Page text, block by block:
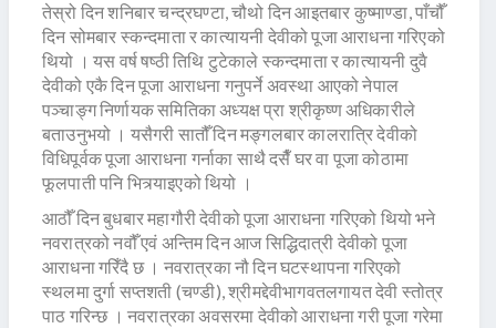
तेस्रो दिन शनिबार चन्द्रघण्टा, चौथो दिन आइतबार कुष्माण्डा, पाँचौँ
दिन सोमबार स्कन्दमाता र कात्यायनी देवीको पूजा आराधना गरिएको
थियो । यस वर्ष षष्ठी तिथि टुटेकाले स्कन्दमाता र कात्यायनी दुवै
देवीको एकै दिन पूजा आराधना गनुपर्ने अवस्था आएको नेपाल
पञ्चाङ्ग निर्णायक समितिका अध्यक्ष प्रा श्रीकृष्ण अधिकारीले
बताउनुभयो । यसैगरी सातौँ दिन मङ्गलबार कालरात्रि देवीको
विधिपूर्वक पूजा आराधना गर्नाका साथै दसैँ घर वा पूजा कोठामा
फूलपाती पनि भित्र्याइएको थियो ।
आठौँ दिन बुधबार महागौरी देवीको पूजा आराधना गरिएको थियो भने
नवरात्रको नवौँ एवं अन्तिम दिन आज सिद्धिदात्री देवीको पूजा
आराधना गरिँदै छ । नवरात्रका नौ दिन घटस्थापना गरिएको
स्थलमा दुर्गा सप्तशती (चण्डी), श्रीमद्देवीभागवतलगायत देवी स्तोत्र
पाठ गरिन्छ । नवरात्रका अवसरमा देवीको आराधना गरी पूजा गरेमा